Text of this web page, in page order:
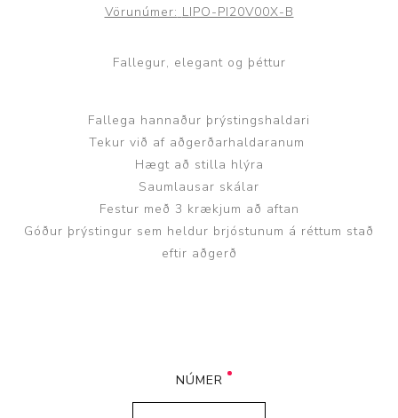
Vörunúmer: LIPO-PI20V00X-B
Fallegur, elegant og þéttur
Fallega hannaður þrýstingshaldari
Tekur við af aðgerðarhaldaranum
Hægt að stilla hlýra
Saumlausar skálar
Festur með 3 krækjum að aftan
Góður þrýstingur sem heldur brjóstunum á réttum stað
eftir aðgerð
NÚMER